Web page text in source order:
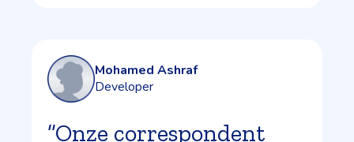
Mohamed Ashraf
Developer
”Onze correspondent